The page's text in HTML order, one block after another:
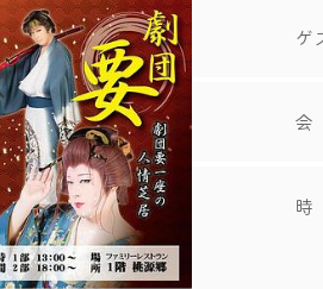
ゲ